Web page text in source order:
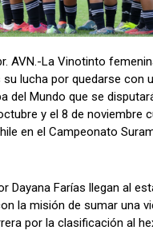
AVN.-La Vinotinto
lucha por quedarse con
del Mundo que se
y el 8 de noviembre
en el Campeonato
Dayana Farías llegan al
la misión de sumar una
por la clasificación al